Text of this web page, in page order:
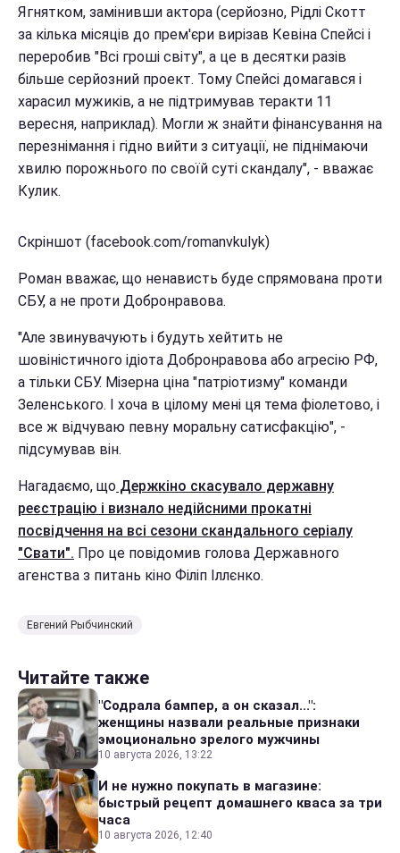
Ягнятком, замінивши актора (серйозно, Рідлі Скотт
за кілька місяців до прем'єри вирізав Кевіна Спейсі і
переробив "Всі гроші світу", а це в десятки разів
більше серйозний проект. Тому Спейсі домагався і
харасил мужиків, а не підтримував теракти 11
вересня, наприклад). Могли ж знайти фінансування на
перезнімання і гідно вийти з ситуації, не піднімаючи
хвилю порожнього по своїй суті скандалу", - вважає
Кулик.
Скріншот (facebook.com/romanvkulyk)
Роман вважає, що ненависть буде спрямована проти
СБУ, а не проти Добронравова.
"Але звинувачують і будуть хейтить не
шовіністичного ідіота Добронравова або агресію РФ,
а тільки СБУ. Мізерна ціна "патріотизму" команди
Зеленського. І хоча в цілому мені ця тема фіолетово, і
все ж відчуваю певну моральну сатисфакцію", -
підсумував він.
Нагадаємо, що Держкіно скасувало державну
реєстрацію і визнало недійсними прокатні
посвідчення на всі сезони скандального серіалу
"Свати". Про це повідомив голова Державного
агенства з питань кіно Філіп Іллєнко.
Евгений Рыбчинский
Читайте также
"Содрала бампер, а он сказал...":
женщины назвали реальные признаки
эмоционально зрелого мужчины
10 августа 2026, 13:22
И не нужно покупать в магазине:
быстрый рецепт домашнего кваса за три
часа
10 августа 2026, 12:40